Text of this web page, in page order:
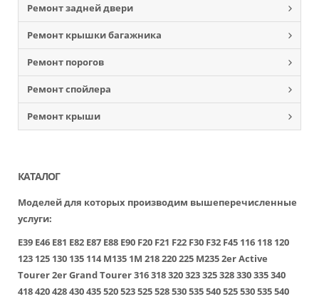
Ремонт задней двери
Ремонт крышки багажника
Ремонт порогов
Ремонт спойлера
Ремонт крыши
КАТАЛОГ
Моделей для которых производим вышеперечисленные
услуги:
E39 E46 E81 E82 E87 E88 E90 F20 F21 F22 F30 F32 F45 116 118 120
123 125 130 135 114 M135 1M 218220225 M2352er Active
Tourer2er Grand Tourer316318320323325328330335340
418420428430435520523525528530535540525530535540